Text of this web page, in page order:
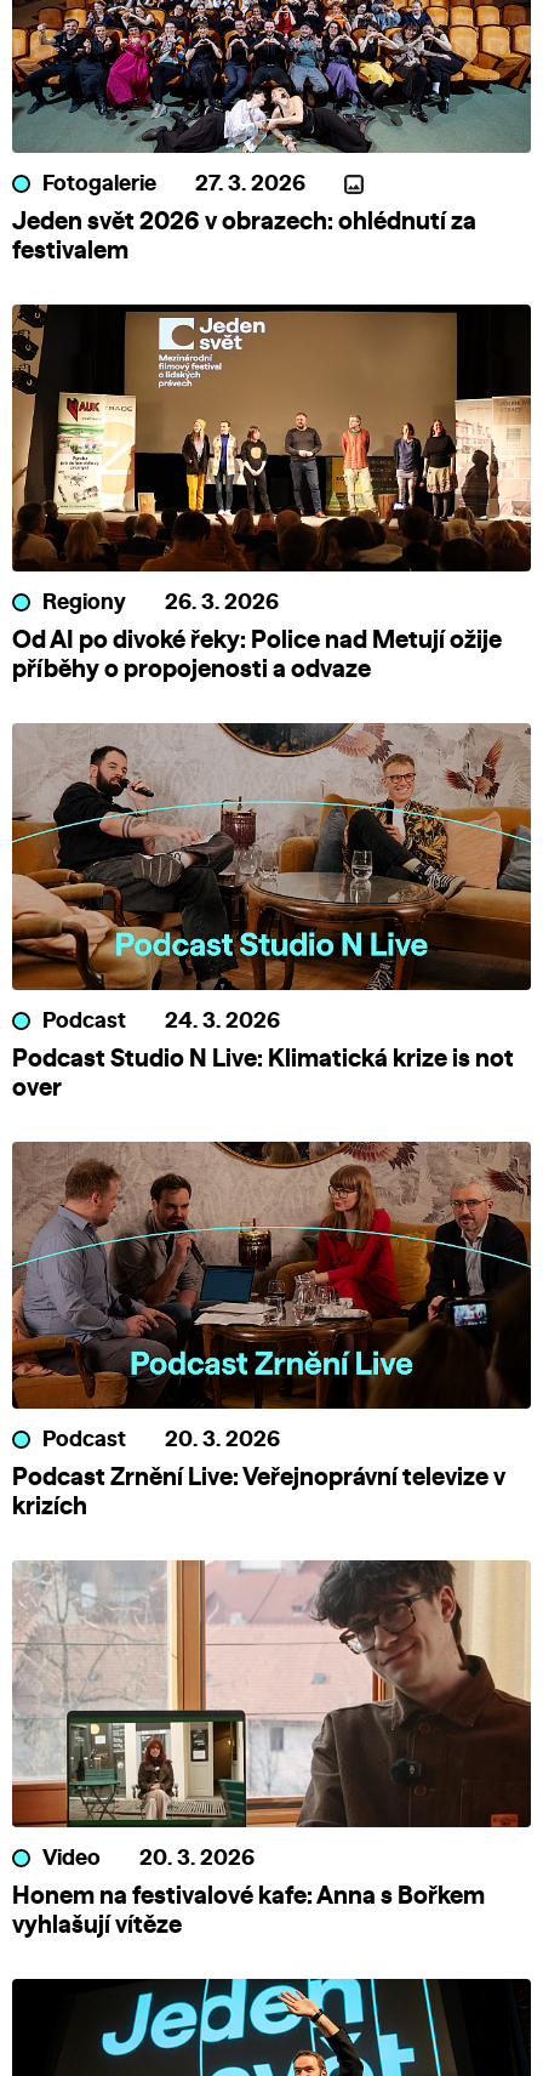
Fotogalerie 27. 3. 2026
Jeden svět 2026 v obrazech: ohlédnutí za
festivalem
Regiony 26. 3. 2026
Od AI po divoké řeky: Police nad Metují ožije
příběhy o propojenosti a odvaze
Podcast 24. 3. 2026
Podcast Studio N Live: Klimatická krize is not
over
Podcast 20. 3. 2026
Podcast Zrnění Live: Veřejnoprávní televize v
krizích
Video 20. 3. 2026
Honem na festivalové kafe: Anna s Bořkem
vyhlašují vítěze